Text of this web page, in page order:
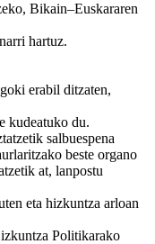
Bikain–Euskararen
hartuz.
erabil ditzaten,
kudeatuko du.
salbuespena
beste organo
at, lanpostu
eta hizkuntza arloan
Politikarako